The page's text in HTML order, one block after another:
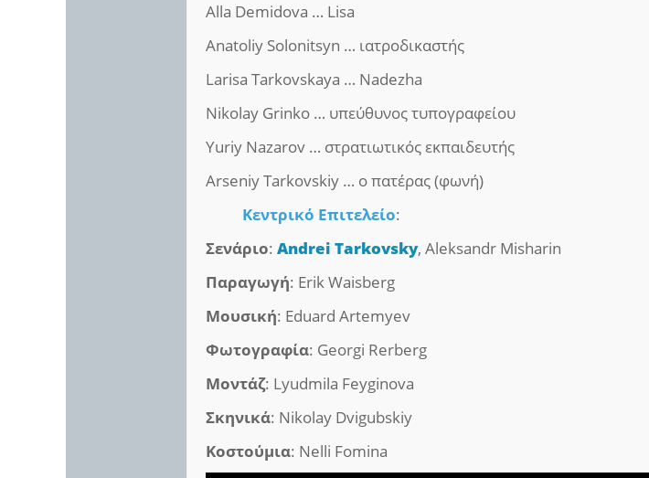
Alla Demidova … Lisa
Anatoliy Solonitsyn … ιατροδικαστής
Larisa Tarkovskaya … Nadezha
Nikolay Grinko … υπεύθυνος τυπογραφείου
Yuriy Nazarov … στρατιωτικός εκπαιδευτής
Arseniy Tarkovskiy … ο πατέρας (φωνή)
Κεντρικό Επιτελείο:
Σενάριο:Andrei Tarkovsky, Aleksandr Misharin
Παραγωγή: Erik Waisberg
Μουσική: Eduard Artemyev
Φωτογραφία: Georgi Rerberg
Μοντάζ: Lyudmila Feyginova
Σκηνικά: Nikolay Dvigubskiy
Κοστούμια: Nelli Fomina